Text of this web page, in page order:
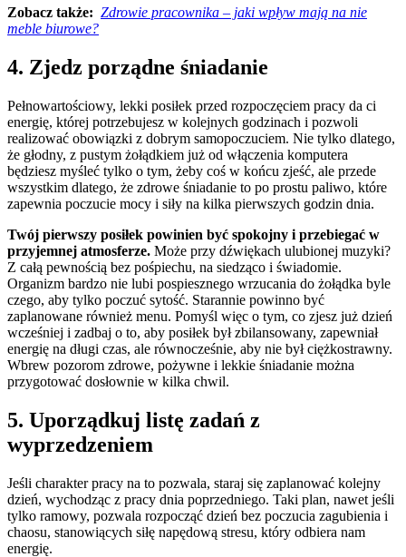
Zobacz także: Zdrowie pracownika – jaki wpływ mają na nie
meble biurowe?
4. Zjedz porządne śniadanie
Pełnowartościowy, lekki posiłek przed rozpoczęciem pracy da ci
energię, której potrzebujesz w kolejnych godzinach i pozwoli
realizować obowiązki z dobrym samopoczuciem. Nie tylko dlatego,
że głodny, z pustym żołądkiem już od włączenia komputera
będziesz myśleć tylko o tym, żeby coś w końcu zjeść, ale przede
wszystkim dlatego, że zdrowe śniadanie to po prostu paliwo, które
zapewnia poczucie mocy i siły na kilka pierwszych godzin dnia.
Twój pierwszy posiłek powinien być spokojny i przebiegać w
przyjemnej atmosferze. Może przy dźwiękach ulubionej muzyki?
Z całą pewnością bez pośpiechu, na siedząco i świadomie.
Organizm bardzo nie lubi pospiesznego wrzucania do żołądka byle
czego, aby tylko poczuć sytość. Starannie powinno być
zaplanowane również menu. Pomyśl więc o tym, co zjesz już dzień
wcześniej i zadbaj o to, aby posiłek był zbilansowany, zapewniał
energię na długi czas, ale równocześnie, aby nie był ciężkostrawny.
Wbrew pozorom zdrowe, pożywne i lekkie śniadanie można
przygotować dosłownie w kilka chwil.
5. Uporządkuj listę zadań z
wyprzedzeniem
Jeśli charakter pracy na to pozwala, staraj się zaplanować kolejny
dzień, wychodząc z pracy dnia poprzedniego. Taki plan, nawet jeśli
tylko ramowy, pozwala rozpocząć dzień bez poczucia zagubienia i
chaosu, stanowiących siłę napędową stresu, który odbiera nam
energię.